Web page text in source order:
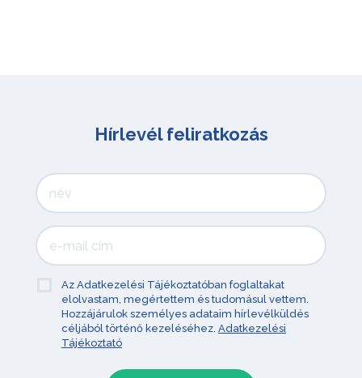
Hírlevél feliratkozás
Az Adatkezelési Tájékoztatóban foglaltakat
elolvastam, megértettem és tudomásul vettem.
Hozzájárulok személyes adataim hírlevélküldés
céljából történő kezeléséhez. Adatkezelési
Tájékoztató